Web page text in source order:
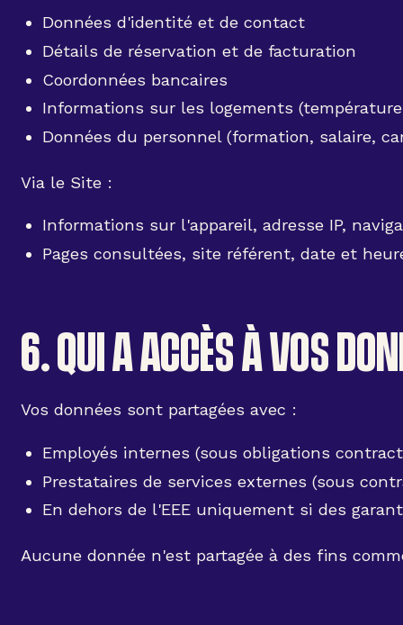
Données d'identité et de contact
Détails de réservation et de facturation
Coordonnées bancaires
Informations sur les logements
Données du personnel (formation, salaire,
Via le Site :
Informations sur l'appareil, adresse IP,
Pages consultées, site référent, date et
6. QUI A ACCÈS À VOS
Vos données sont partagées avec :
Employés internes (sous obligations
Prestataires de services externes (sous
En dehors de l'EEE uniquement si des
Aucune donnée n'est partagée à des fins